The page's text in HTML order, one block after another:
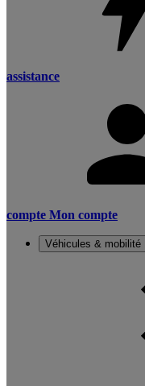
assistance
compte Mon compte
Véhicules & mobilité